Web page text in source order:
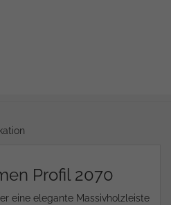
Profil 2070
eine elegante Massivholzleiste